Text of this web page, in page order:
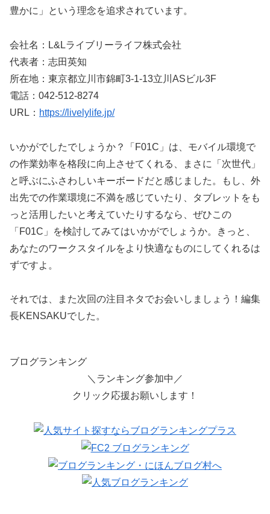
豊かに」という理念を追求されています。
会社名：L&Lライブリーライフ株式会社
代表者：志田英知
所在地：東京都立川市錦町3-1-13立川ASビル3F
電話：042-512-8274
URL： https://livelylife.jp/
いかがでしたでしょうか？「F01C」は、モバイル環境で
の作業効率を格段に向上させてくれる、まさに「次世代」
と呼ぶにふさわしいキーボードだと感じました。もし、外
出先での作業環境に不満を感じていたり、タブレットをも
っと活用したいと考えていたりするなら、ぜひこの
「F01C」を検討してみてはいかがでしょうか。きっと、
あなたのワークスタイルをより快適なものにしてくれるは
ずですよ。
それでは、また次回の注目ネタでお会いしましょう！編集
長KENSAKUでした。
ブログランキング
＼ランキング参加中／
クリック応援お願いします！